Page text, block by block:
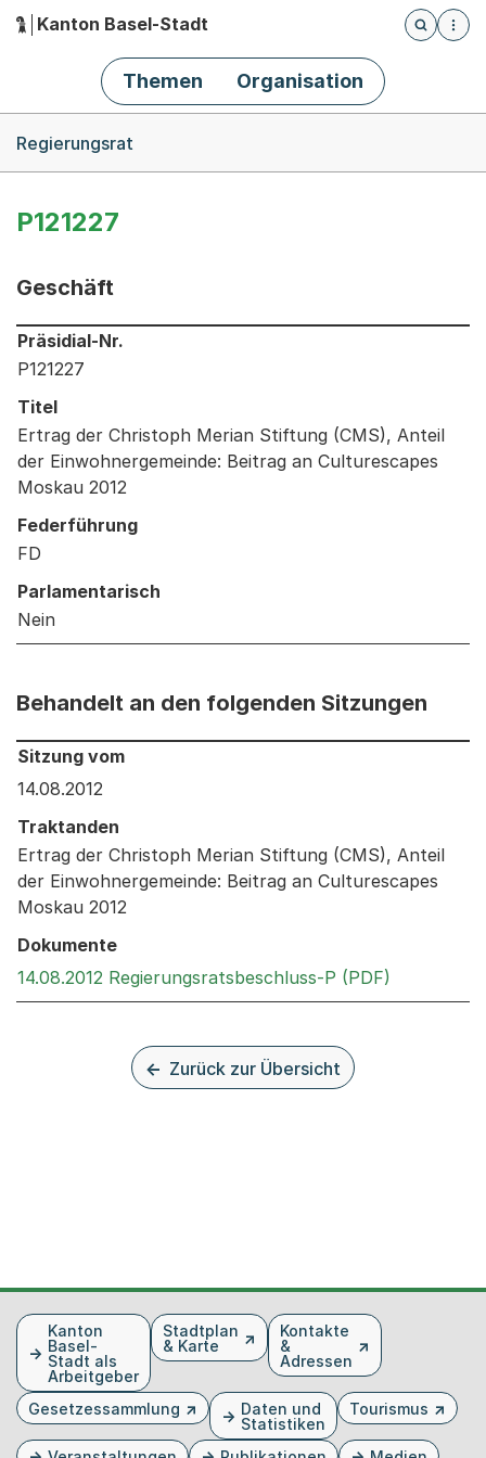
Hauptnavigation
Kanton Basel-Stadt
Öffnet
Themen Organisation
Regierungsrat
P121227
Geschäft
Informationen zum Ausgewählten Geschäft
Präsidial-Nr.
P121227
Titel
Ertrag der Christoph Merian Stiftung (CMS), Anteil
der Einwohnergemeinde: Beitrag an Culturescapes
Moskau 2012
Federführung
FD
Parlamentarisch
Nein
Behandelt an den folgenden Sitzungen
Behandelt an den folgenden Sitzungen: Informationen
Sitzung vom
14.08.2012
Traktanden
Ertrag der Christoph Merian Stiftung (CMS), Anteil
der Einwohnergemeinde: Beitrag an Culturescapes
Moskau 2012
Dokumente
14.08.2012 Regierungsratsbeschluss-P (PDF)
Zurück zur Übersicht
FusszeileKanton
Basel-
Stadt als
Arbeitgeber
Stadtplan
& Karte
Kontakte
&
Adressen
Gesetzessammlung
Daten und
Statistiken
Tourismus